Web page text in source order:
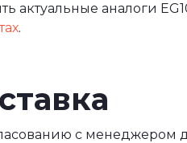
актуальные аналоги
.
с менеджером